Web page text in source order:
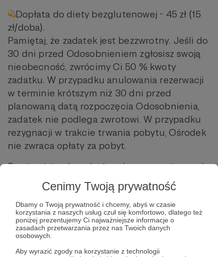
Cenimy Twoją prywatność
Dbamy o Twoją prywatność i chcemy, abyś w czasie
korzystania z naszych usług czuł się komfortowo, dlatego też
poniżej prezentujemy Ci najważniejsze informacje o
zasadach przetwarzania przez nas Twoich danych
osobowych.
Aby wyrazić zgody na korzystanie z technologii
Dopłata do diety bezglutenowej - 45 zł (15
zł/doba).
Pamiętaj, że zadatek jest bezzwrotny. Jeśli do
30 dni przed Odosobnieniem zgłosisz swoją
nieobecność, zwrócimy Ci 50 % kwoty
zadatku. W przypadku anulowania rezerwacji
w terminie krótszym niż 30 dni przed
planowaną datą rozpoczęcia Odosobnienia,
zadatek nie podlega zwrotowi. W przypadku
rezygnacji w trakcie trwania pobytu, Ośrodek
nie zwraca opłaty za pobyt.
Pamiętaj, że aby zakończyć proces rejestracji,
należy dokonać wpłaty. Liczba miejsc jest
ograniczona, a listę tworzymy na podstawie
kolejności wpłat, dlatego zachęcamy Cię do
zrobienia przelewu zaraz po otrzymaniu tego
e-maila.
Dane do wpłaty: